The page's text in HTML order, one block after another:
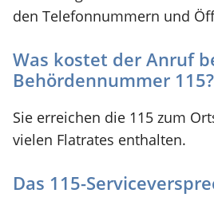
den Telefonnummern und
Was kostet der Anruf
Behördennummer 115?
Sie erreichen die 115 zum
vielen Flatrates enthalten.
Das 115-